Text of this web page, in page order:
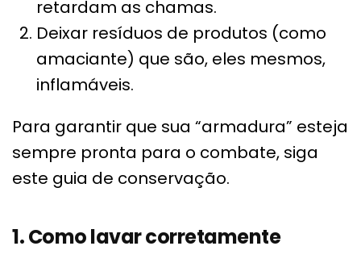
retardam as chamas.
Deixar resíduos de produtos (como
amaciante) que são, eles mesmos,
inflamáveis.
Para garantir que sua “armadura” esteja
sempre pronta para o combate, siga
este guia de conservação.
1. Como lavar corretamente